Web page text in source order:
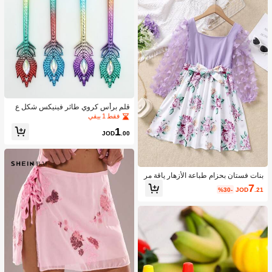
| تصميم كلاسيكي | مرن
بنات فستان بحزام طباعة الأزهار ياقة مر
بع فراشة مزين
JOD7 .21
%30-
قلم برأس كروي طائر فينيكس شكل ع
شوائي قطعة واحدة
فقط 1 بيقي
JOD1.00